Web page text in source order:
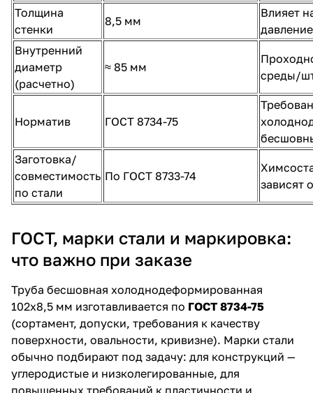
Толщина
стенки
8,5 мм
Влияет
Внутренний
диаметр
(расчетно)
≈ 85 мм
среды/
Норматив ГОСТ 8734-75
Заготовка/
совместимость
по стали
По ГОСТ 8733-74
зависят
ГОСТ, марки стали и маркировка:
что важно при заказе
Труба бесшовная холоднодеформированная
102х8,5 мм изготавливается по ГОСТ 8734-75
(сортамент, допуски, требования к качеству
поверхности, овальности, кривизне). Марки стали
обычно подбирают под задачу: для конструкций —
углеродистые и низколегированные, для
повышенных требований к пластичности и